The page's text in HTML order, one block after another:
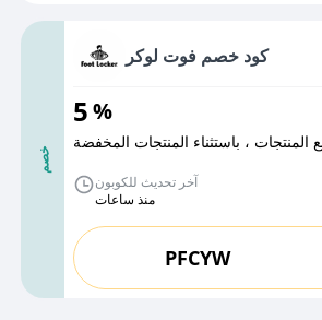
خصم
كود خصم فوت لوكر
5%
، باستثناء المنتجات المخفضة
آخر تحديث للكوبون
منذ ساعات
PFCYW